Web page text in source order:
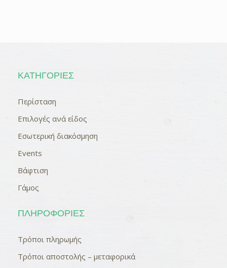
ΚΑΤΗΓΟΡΊΕΣ
Περίσταση
Επιλογές ανά είδος
Εσωτερική διακόσμηση
Events
Βάφτιση
Γάμος
ΠΛΗΡΟΦΟΡΊΕΣ
Τρόποι πληρωμής
Τρόποι αποστολής – μεταφορικά